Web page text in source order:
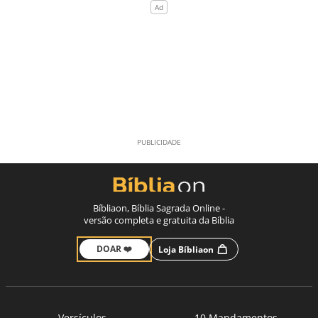
Bíbliaon, Bíblia Sagrada Online -
versão completa e gratuita da Bíblia
DOAR ❤️ Loja Bíbliaon